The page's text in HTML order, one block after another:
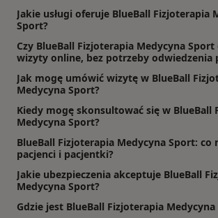
Jakie usługi oferuje BlueBall Fizjoterapia
Sport?
Czy BlueBall Fizjoterapia Medycyna
wizyty online, bez potrzeby odwiedzenia
Jak mogę umówić wizytę w BlueBall
Medycyna Sport?
Kiedy mogę skonsultować się w BlueBall
Medycyna Sport?
BlueBall Fizjoterapia Medycyna Sport: co
pacjenci i pacjentki?
Jakie ubezpieczenia akceptuje BlueBall
Medycyna Sport?
Gdzie jest BlueBall Fizjoterapia Medycyna